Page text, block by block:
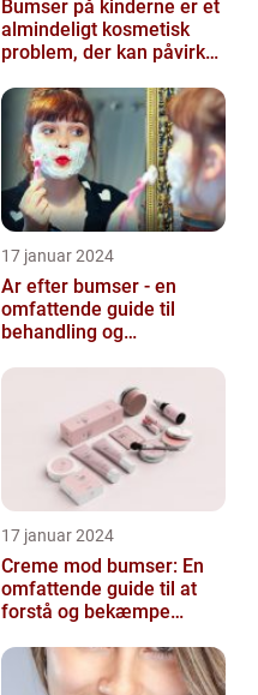
Bumser på kinderne er et
almindeligt kosmetisk
problem, der kan påvirke
17 januar 2024
Ar efter bumser - en
omfattende guide til
behandling og
17 januar 2024
Creme mod bumser: En
omfattende guide til at
forstå og bekæmpe